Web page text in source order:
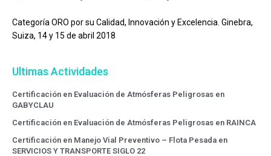
Categoría ORO por su Calidad, Innovación y Excelencia. Ginebra,
Suiza, 14 y 15 de abril 2018
Ultimas Actividades
Certificación en Evaluación de Atmósferas Peligrosas en
GABYCLAU
Certificación en Evaluación de Atmósferas Peligrosas en RAINCA
Certificación en Manejo Vial Preventivo – Flota Pesada en
SERVICIOS Y TRANSPORTE SIGLO 22